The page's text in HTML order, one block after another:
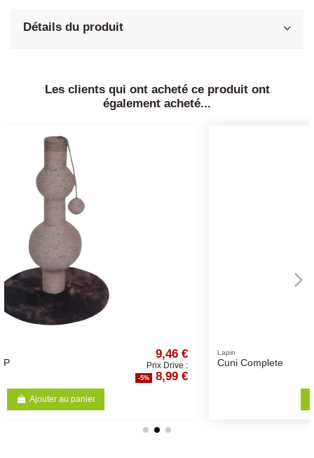
Détails du produit
Les clients qui ont acheté ce produit ont
également acheté...
: Prix Drive